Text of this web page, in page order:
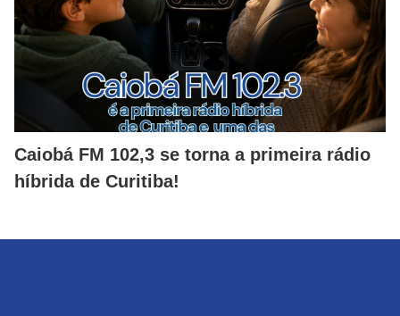
Caiobá FM 102,3 se torna a primeira rádio
híbrida de Curitiba!